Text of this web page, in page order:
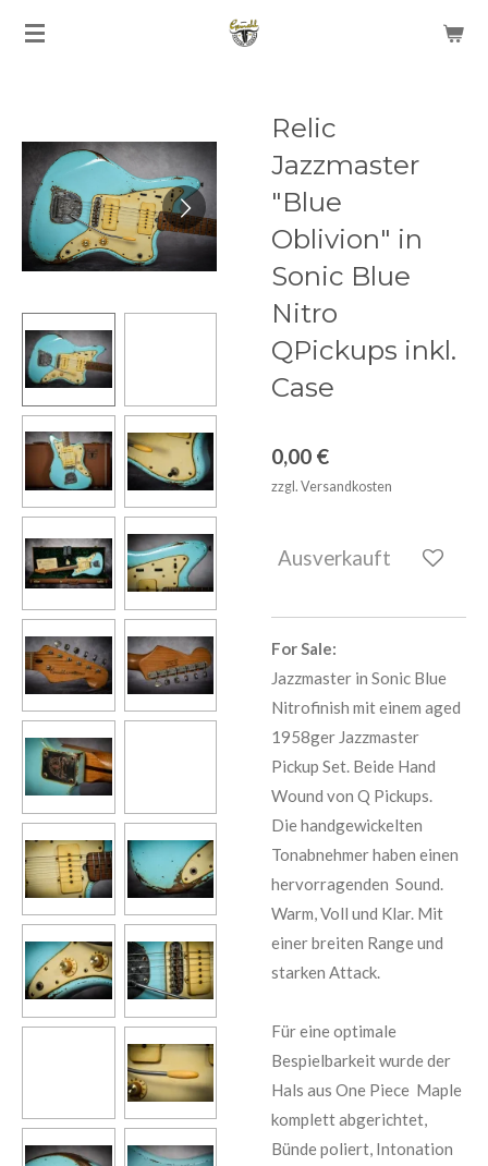
Zum
Relic
Jazzmaster
"Blue
Oblivion" in
Sonic Blue
Nitro
QPickups inkl.
Case
0,00 €
zzgl. Versandkosten
Ausverkauft
For Sale:
Jazzmaster in Sonic Blue
Nitrofinish mit einem aged
1958ger Jazzmaster
Pickup Set. Beide Hand
Wound von Q Pickups.
Die handgewickelten
Tonabnehmer haben einen
hervorragenden Sound.
Warm, Voll und Klar. Mit
einer breiten Range und
starken Attack.
Für eine optimale
Bespielbarkeit wurde der
Hals aus One Piece Maple
komplett abgerichtet,
Bünde poliert, Intonation